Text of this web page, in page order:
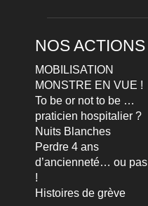
NOS ACTIONS
MOBILISATION
MONSTRE EN VUE !
To be or not to be …
praticien hospitalier ?
Nuits Blanches
Perdre 4 ans
d’ancienneté… ou pas
!
Histoires de grève